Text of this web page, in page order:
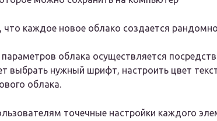
каждое новое облако создается
облака осуществляется
выбрать нужный шрифт, настроить цвет
облака.
точечные настройки каждого